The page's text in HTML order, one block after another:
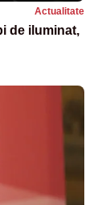
Actualitate
de iluminat,